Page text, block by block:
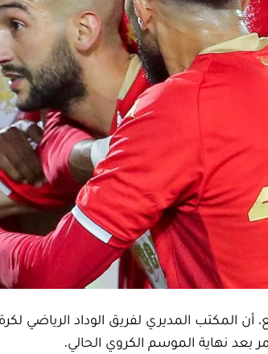
المديري لفريق الوداد الرياضي
بعد نهاية الموسم الكروي الحالي.